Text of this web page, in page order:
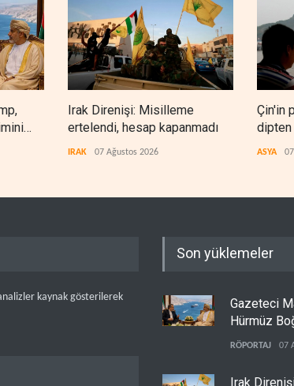
Irak Direnişi: Misilleme
ertelendi, hesap kapanmadı
IRAK 07 Ağustos 2026
Çin'in
ASYA
kaynak gösterilerek
Son yüklemeler
Gazeteci
Hürmüz
doğrudan
RÖPORTAJ 07
Irak